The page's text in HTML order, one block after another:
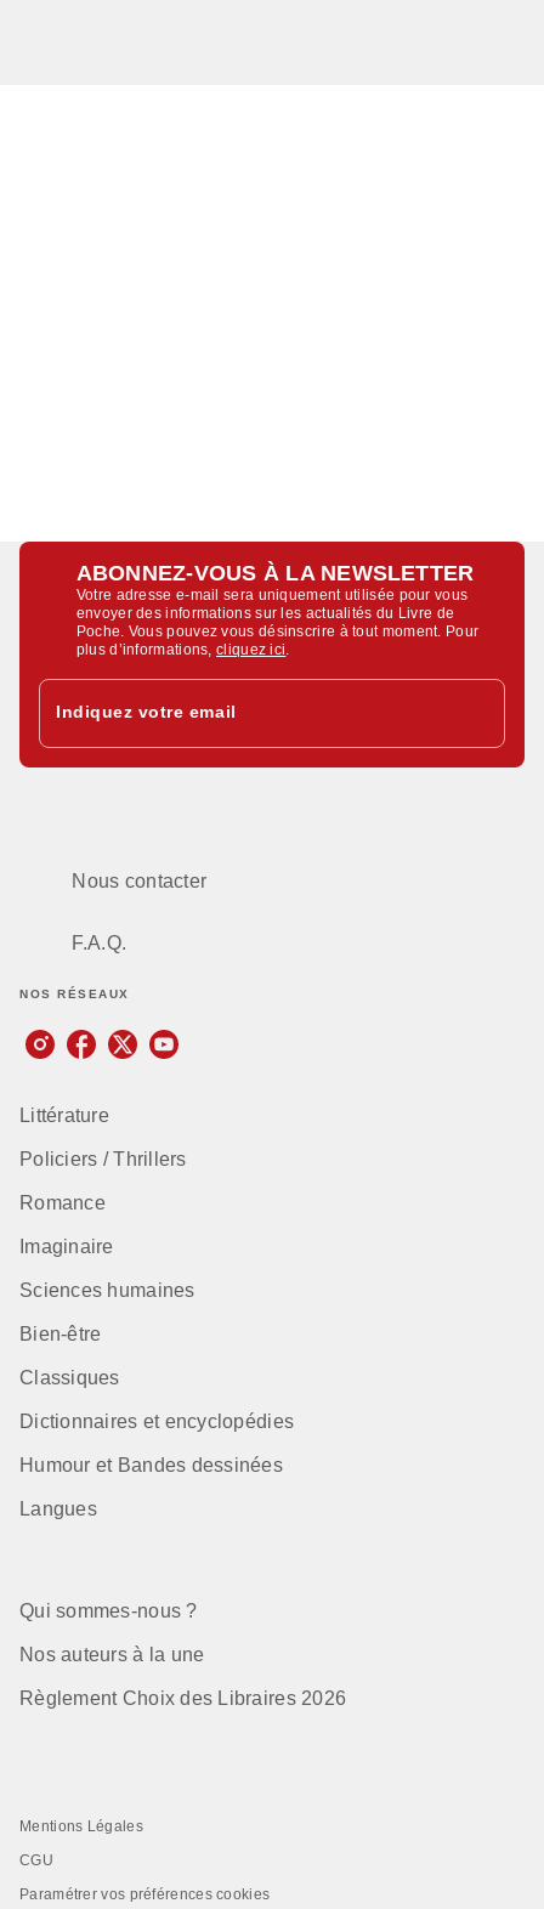
ABONNEZ-VOUS À LA NEWSLETTER
Votre adresse e-mail sera uniquement utilisée pour vous
envoyer des informations sur les actualités du Livre de
Poche. Vous pouvez vous désinscrire à tout moment. Pour
plus d’informations,cliquez ici.
Indiquez votre email
Nous contacter
F.A.Q.
NOS RÉSEAUX
Littérature
Policiers / Thrillers
Romance
Imaginaire
Sciences humaines
Bien-être
Classiques
Dictionnaires et encyclopédies
Humour et Bandes dessinées
Langues
Qui sommes-nous ?
Nos auteurs à la une
Règlement Choix des Libraires 2026
Mentions Légales
CGU
Paramétrer vos préférences cookies